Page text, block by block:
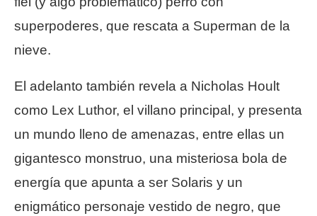
superpoderes, que rescata a Superman de la
nieve.
El adelanto también revela a Nicholas Hoult
como Lex Luthor, el villano principal, y presenta
un mundo lleno de amenazas, entre ellas un
gigantesco monstruo, una misteriosa bola de
energía que apunta a ser Solaris y un
enigmático personaje vestido de negro, que